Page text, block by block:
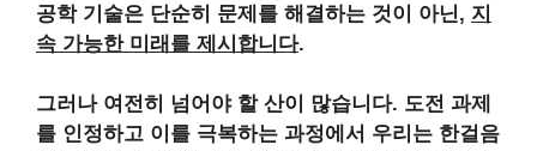
공학 기술은 단순히 문제를 해결하는 것이 아닌, 지
속 가능한 미래를 제시합니다.
그러나 여전히 넘어야 할 산이 많습니다. 도전 과제
를 인정하고 이를 극복하는 과정에서 우리는 한걸음